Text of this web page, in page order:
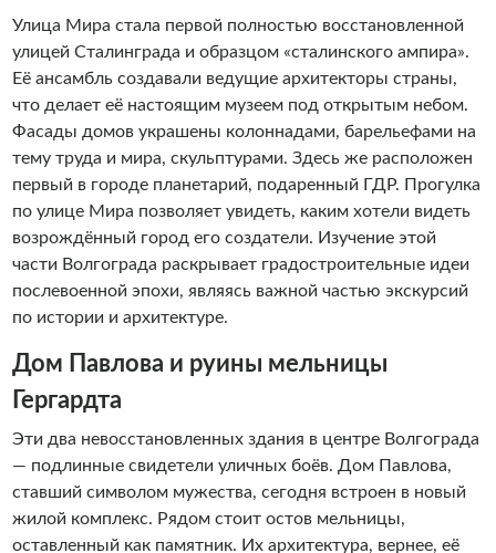
Улица Мира стала первой полностью восстановленной
улицей Сталинграда и образцом «сталинского ампира».
Её ансамбль создавали ведущие архитекторы страны,
что делает её настоящим музеем под открытым небом.
Фасады домов украшены колоннадами, барельефами на
тему труда и мира, скульптурами. Здесь же расположен
первый в городе планетарий, подаренный ГДР. Прогулка
по улице Мира позволяет увидеть, каким хотели видеть
возрождённый город его создатели. Изучение этой
части Волгограда раскрывает градостроительные идеи
послевоенной эпохи, являясь важной частью экскурсий
по истории и архитектуре.
Дом Павлова и руины мельницы
Гергардта
Эти два невосстановленных здания в центре Волгограда
— подлинные свидетели уличных боёв. Дом Павлова,
ставший символом мужества, сегодня встроен в новый
жилой комплекс. Рядом стоит остов мельницы,
оставленный как памятник. Их архитектура, вернее, её